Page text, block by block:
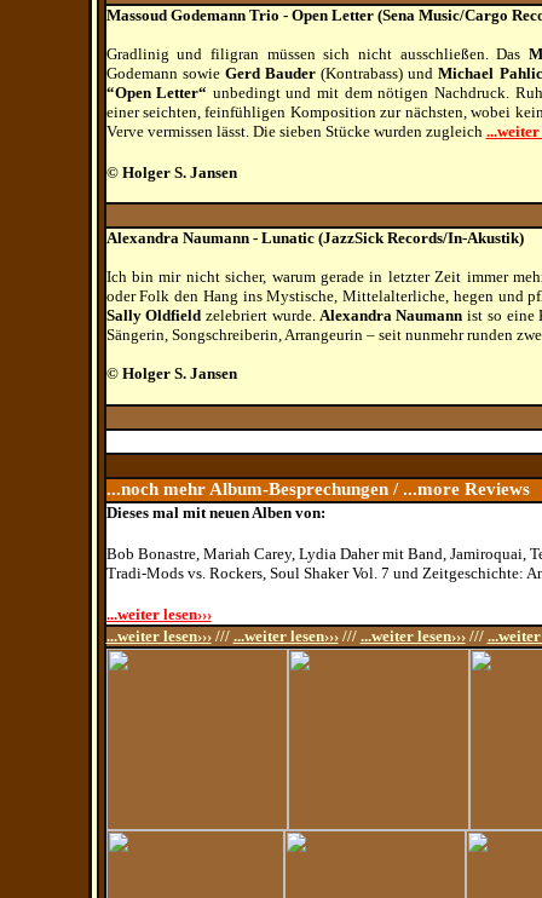
Massoud Godemann Trio - Open Letter (Sena Music/Cargo
Gradlinig und filigran müssen sich nicht ausschließen. Das
Godemann sowie Gerd Bauder(Kontrabass) undMichael
“Open Letter“ unbedingt und mit dem nötigen Nachdruck.
einer seichten, feinfühligen Komposition zur nächsten, wobei
Verve vermissen lässt. Die sieben Stücke wurden zugleich ...weiter
© Holger S. Jansen
Alexandra Naumann - Lunatic (JazzSick Records/In-Akustik)
Ich bin mir nicht sicher, warum gerade in letzter Zeit immer
oder Folk den Hang ins Mystische, Mittelalterliche, hegen und
Sally Oldfield zelebriert wurde.Alexandra Naumann ist so eine
Sängerin, Songschreiberin, Arrangeurin – seit nunmehr runden
© Holger S. Jansen
...noch mehr Album-Besprechungen / ...more Reviews
Dieses mal mit neuen Alben von:
Bob Bonastre, Mariah Carey, Lydia Daher mit Band,Jamiroquai,
Tradi-Mods vs. Rockers, Soul Shaker Vol. 7 und Zeitgeschichte:
...weiter lesen›››
...weiter lesen›››/// ...weiter lesen›››/// ...weiter lesen›››/// ...weiter